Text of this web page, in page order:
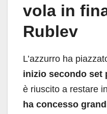
vola in
Rublev
L’azzurro ha
inizio secondo set
è riuscito a restare
ha concesso